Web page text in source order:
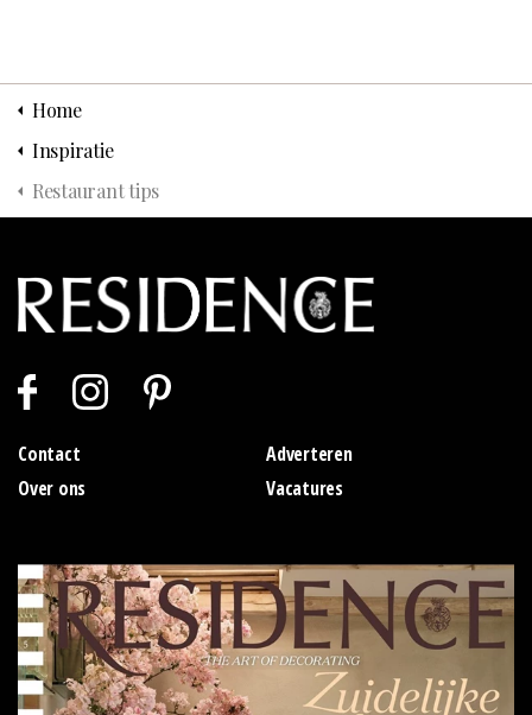
Home
Inspiratie
Restaurant tips
Contact
Adverteren
Over ons
Vacatures